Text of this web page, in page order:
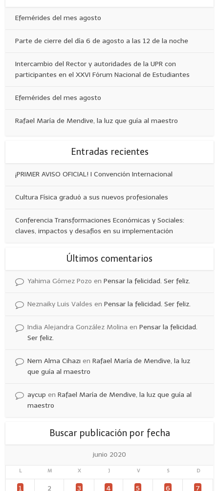
Efemérides del mes agosto
Parte de cierre del día 6 de agosto a las 12 de la noche
Intercambio del Rector y autoridades de la UPR con
participantes en el XXVI Fórum Nacional de Estudiantes
Efemérides del mes agosto
Rafael María de Mendive, la luz que guía al maestro
Entradas recientes
¡PRIMER AVISO OFICIAL! I Convención Internacional
Cultura Física graduó a sus nuevos profesionales
Conferencia Transformaciones Económicas y Sociales:
claves, impactos y desafíos en su implementación
Últimos comentarios
Yahima Gómez Pozo enPensar la felicidad. Ser feliz.
Neznaiky Luis Valdes enPensar la felicidad. Ser feliz.
India Alejandra González Molina enPensar la felicidad.
Ser feliz.
Nem Alma Cihazı enRafael María de Mendive, la luz
que guía al maestro
aycup enRafael María de Mendive, la luz que guía al
maestro
Buscar publicación por fecha
junio 2020
L M X J V S D
1 2 3 4 5 6 7